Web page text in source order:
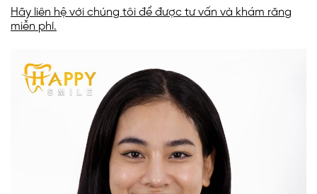
Hãy liên hệ với chúng tôi để được tư vấn và khám răng
miễn phí.